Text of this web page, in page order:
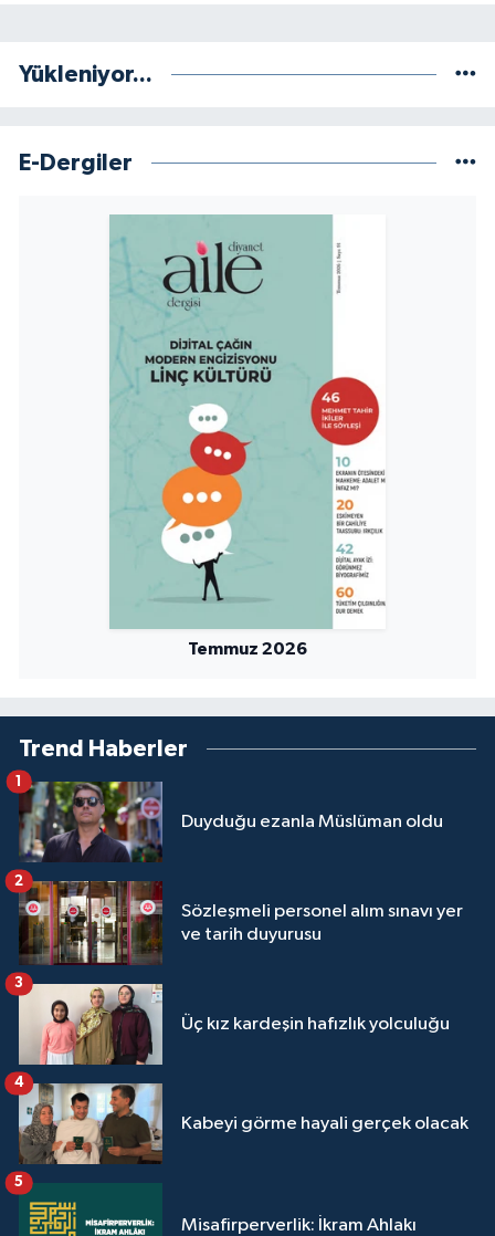
Yükleniyor...
E-Dergiler
Temmuz 2026
Trend Haberler
Duyduğu ezanla Müslüman oldu
1
Sözleşmeli personel alım sınavı yer
ve tarih duyurusu
2
Üç kız kardeşin hafızlık yolculuğu
3
Kabeyi görme hayali gerçek olacak
4
Misafirperverlik: İkram Ahlakı
5
Muğla Müftülüğü
Niğde Müftülüğü
Ordu Müftülüğü
Osmaniye Müftülüğü
Rize Müftülüğü
Sakarya Müftülüğü
Samsun Müftülüğü
Sinop Müftülüğü
Şanlıurfa Müftülüğü
Şırnak Müftülüğü
Tekirdağ Müftülüğü
Tokat Müftülüğü
Trabzon Müftülüğü
Tunceli Müftülüğü
Uşak Müftülüğü
Van Müftülüğü
Yalova Müftülüğü